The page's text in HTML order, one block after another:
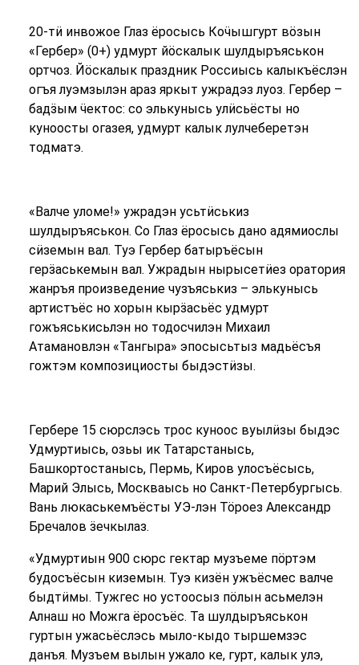
20-тӥ инвожое Глаз ёросысь Коӵышгурт вӧзын
«Гербер» (0+) удмурт йӧскалык шулдыръяськон
ортчоз. Йӧскалык праздник Россиысь калыкъёслэн
огъя луэмзылэн араз яркыт ужрадэз луоз. Гербер –
бадӟым ӵектос: со элькунысь улӥсьёсты но
куноосты огазея, удмурт калык лулчеберетэн
тодматэ.
«Валче уломе!» ужрадэн усьтӥськиз
шулдыръяськон. Со Глаз ёросысь дано адямиослы
сӥземын вал. Туэ Гербер батыръёсын
герӟаськемын вал. Ужрадын нырысетӥез оратория
жанръя произведение чузъяськиз – элькунысь
артистъёс но хорын кырӟасьёс удмурт
гожъяськисьлэн но тодосчилэн Михаил
Атамановлэн «Тангыра» эпосысьтыз мадьёсъя
гожтэм композициосты быдэстӥзы.
Гербере 15 сюрслэсь трос куноос вуылӥзы быдэс
Удмуртиысь, озьы ик Татарстанысь,
Башкортостанысь, Пермь, Киров улосъёсысь,
Марий Элысь, Москваысь но Санкт-Петербургысь.
Вань люкаськемъёсты УЭ-лэн Тӧроез Александр
Бречалов ӟечкылаз.
«Удмуртиын 900 сюрс гектар музъеме пӧртэм
будосъёсын киземын. Туэ кизён ужъёсмес валче
быдтӥмы. Тужгес но устоосыз пӧлын асьмелэн
Алнаш но Можга ёросъёс. Та шулдыръяськон
гуртын ужасьёслэсь мыло-кыдо тыршемзэс
данъя. Музъем вылын ужало ке, гурт, калык улэ,